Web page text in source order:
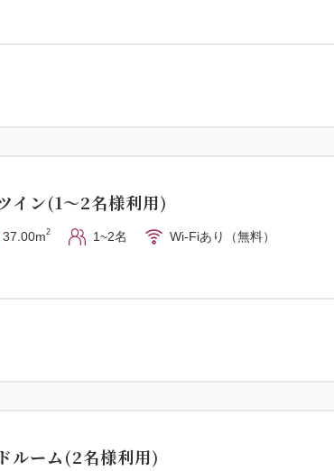
ーオーセントホテ
小樽運河まで徒歩
アーケードを通っ
イン(1～2名様利用)
37.00m2 1~2名 Wi-Fiあり（無料）
ルーム(2名様利用)